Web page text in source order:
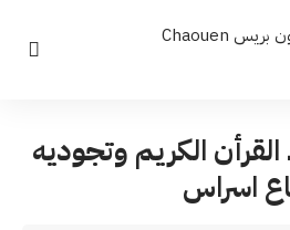
الكريم وتجوديه
اسراس